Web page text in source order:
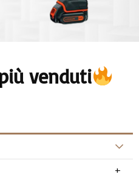
venduti